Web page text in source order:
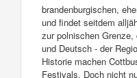
brandenburgischen,
und findet seitdem
zur polnischen
und Deutsch - der
Historie machen
Festivals. Doch nicht